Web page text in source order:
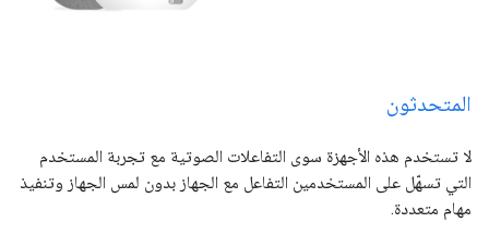
المتحدثون
لا تستخدم هذه الأجهزة سوى التفاعلات الصوتية مع تجربة المستخدم
التي تسهّل على المستخدمين التفاعل مع الجهاز بدون لمس الجهاز وتنفيذ
مهام متعددة.